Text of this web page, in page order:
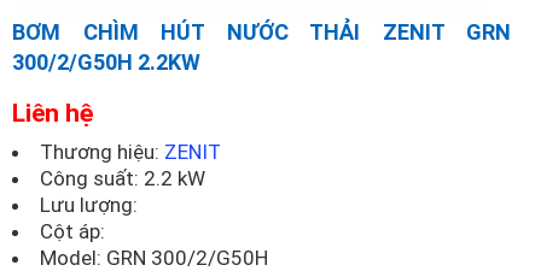
BƠM CHÌM HÚT NƯỚC THẢI ZENIT GRN
300/2/G50H 2.2KW
Liên hệ
Thương hiệu: ZENIT
Công suất: 2.2 kW
Lưu lượng:
Cột áp:
Model: GRN 300/2/G50H